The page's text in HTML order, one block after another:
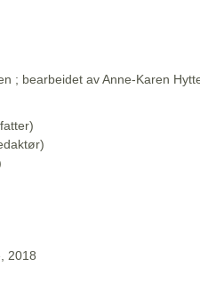
; bearbeidet av Anne-Karen
2018